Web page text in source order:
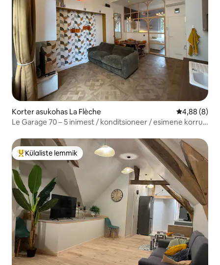
Korter asukohas La Flèche Keskmine
4,88 (8)
Le Garage 70 – 5 inimest / konditsioneer / esimene korrus
Külaliste suur lemmik
Külaliste lemmik